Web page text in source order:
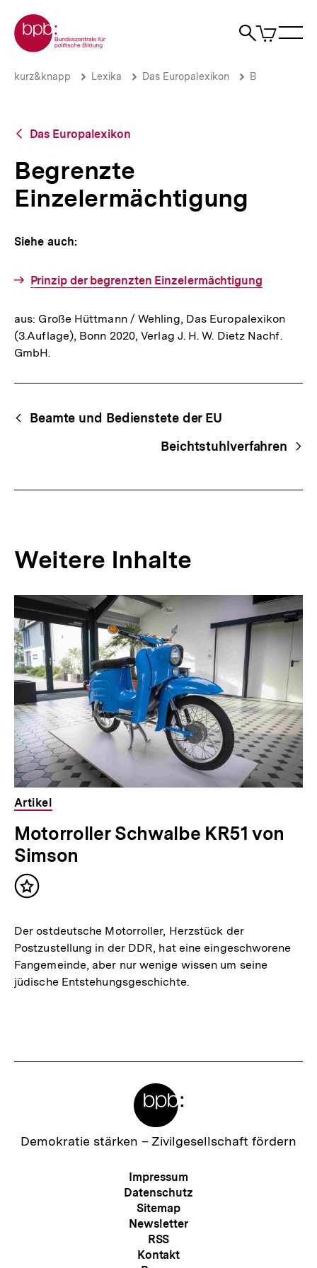
zum
Seiteninhalt
springen
Zur Startseite der bpb
Suche
Artikel
im
Begrenzte
Brotkrümelnavigation
Pfadnavigation
kurz&knapp Lexika Das Europalexikon B
Zurück
Übersicht
Das Europalexikon
Begrenzte
Einzelermächtigung
Siehe auch:
Prinzip der begrenzten Einzelermächtigung
aus: Große Hüttmann / Wehling, Das Europalexikon
(3.Auflage), Bonn 2020, Verlag J. H. W. Dietz Nachf.
GmbH.
Begriffsnavigation
Content-
Navigation
Beamte und Bedienstete der EU
Beichtstuhlverfahren
Weitere Inhalte
Artikel
Motorroller Schwalbe KR51 von
Simson
Inhalt
Der ostdeutsche Motorroller, Herzstück der
Postzustellung in der DDR, hat eine eingeschworene
Fangemeinde, aber nur wenige wissen um seine
jüdische Entstehungsgeschichte.
Zur
Demokratie stärken – Zivilgesellschaft fördern
Meta-
Navigation
Impressum
Datenschutz
Sitemap
Newsletter
RSS
Kontakt